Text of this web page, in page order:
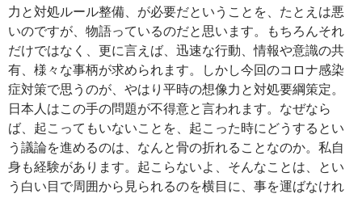
力と対処ルール整備、が必要だということを、たとえは悪
いのですが、物語っているのだと思います。もちろんそれ
だけではなく、更に言えば、迅速な行動、情報や意識の共
有、様々な事柄が求められます。しかし今回のコロナ感染
症対策で思うのが、やはり平時の想像力と対処要綱策定。
日本人はこの手の問題が不得意と言われます。なぜなら
ば、起こってもいないことを、起こった時にどうするとい
う議論を進めるのは、なんと骨の折れることなのか。私自
身も経験があります。起こらないよ、そんなことは、とい
う白い目で周囲から見られるのを横目に、事を運ばなけれ